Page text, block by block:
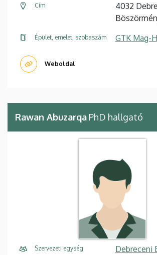
Cím
4032
Épület, emelet, szobaszám GTK Mag-
Weboldal
Rawan Abuzarqa PhD hallgató
Szervezeti egység
Debreceni